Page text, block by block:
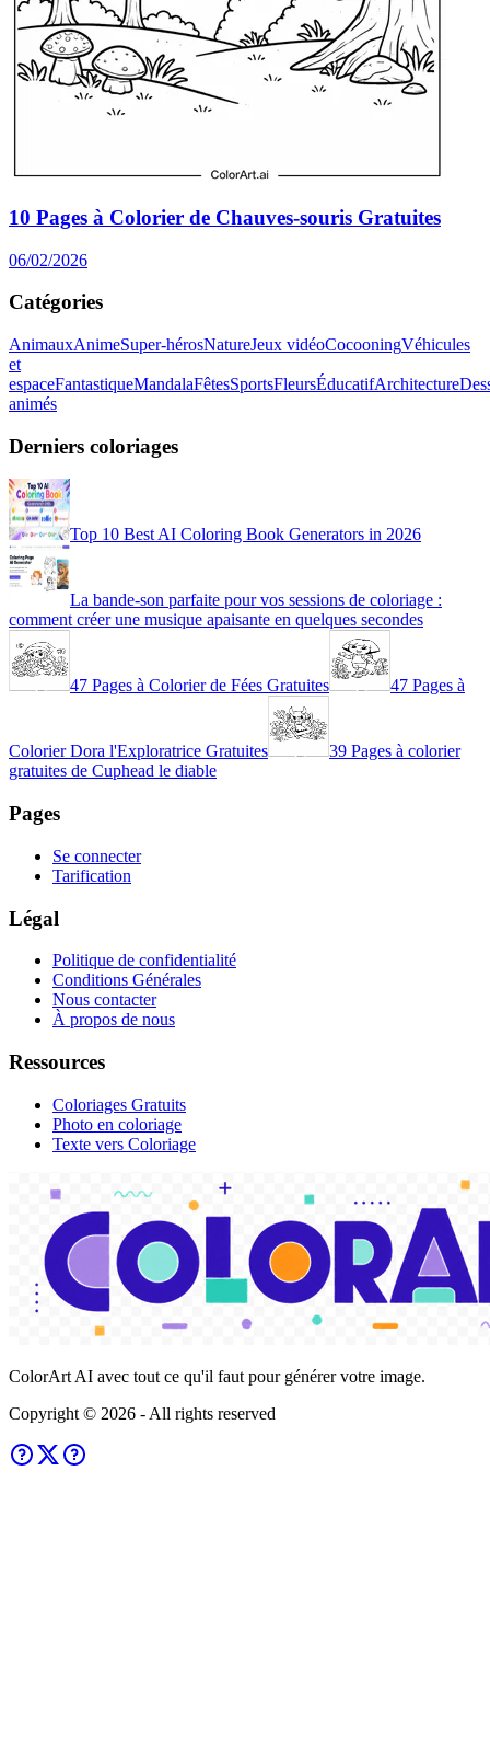
10 Pages à Colorier de Chauves-souris Gratuites
06/02/2026
Catégories
AnimauxAnimeSuper-hérosNatureJeux vidéoCocooningVéhicules
et
espaceFantastiqueMandalaFêtesSportsFleursÉducatifArchitecture
animés
Derniers coloriages
Top 10 Best AI Coloring Book Generators in 2026
La bande-son parfaite pour vos sessions de coloriage :
comment créer une musique apaisante en quelques secondes
47 Pages à Colorier de Fées Gratuites 47 Pages à
Colorier Dora l'Exploratrice Gratuites
39 Pages à colorier
gratuites de Cuphead le diable
Pages
Se connecter
Tarification
Légal
Politique de confidentialité
Conditions Générales
Nous contacter
À propos de nous
Ressources
Coloriages Gratuits
Photo en coloriage
Texte vers Coloriage
ColorArt AI avec tout ce qu'il faut pour générer votre image.
Copyright © 2026 - All rights reserved